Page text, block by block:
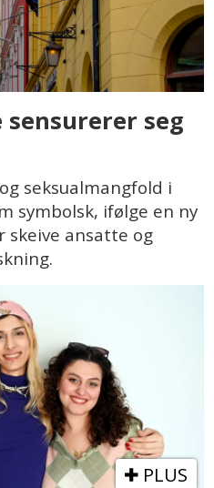
seg
seksualmangfold i
symbolsk, ifølge en ny
skeive ansatte og
PLUS